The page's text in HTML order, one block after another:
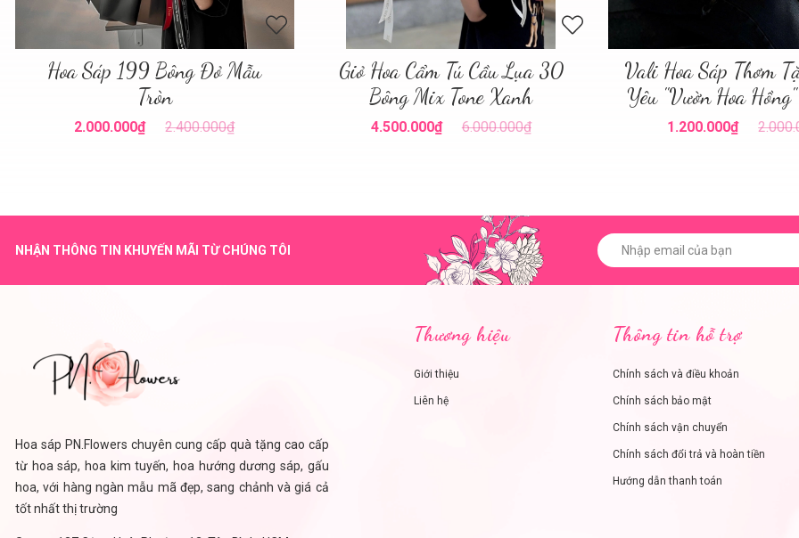
Hoa Sáp 199 Bông Đỏ Mẫu
Tròn
2.000.000₫ 2.400.000₫
Giỏ Hoa Cẩm Tú Cầu Lụa 30
Bông Mix Tone Xanh
4.500.000₫ 6.000.000₫
Vali Hoa Sáp Thơm
Yêu "Vườn Hoa
1.200.000₫
NHẬN THÔNG TIN KHUYẾN MÃI TỪ CHÚNG TÔI
Hoa sáp PN.Flowers chuyên cung cấp quà tặng cao cấp
từ hoa sáp, hoa kim tuyến, hoa hướng dương sáp, gấu
hoa, với hàng ngàn mẫu mã đẹp, sang chảnh và giá cả
tốt nhất thị trường
Thương hiệu
Giới thiệu
Liên hệ
Thông tin hỗ trợ
Chính sách và điều khoản
Chính sách bảo mật
Chính sách vận chuyển
Chính sách đổi trả và hoàn tiền
Hướng dẫn thanh toán